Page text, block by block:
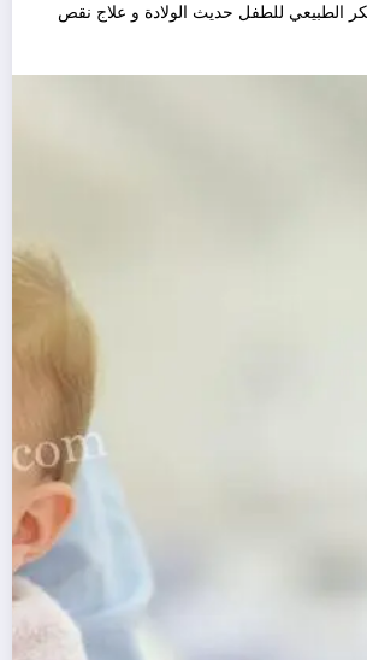
الطبيعي للطفل حديث الولادة و علاج نقص